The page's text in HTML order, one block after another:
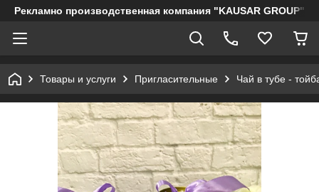
Рекламно производственная компания "KAUSAR GROUP"
Товары и услуги Пригласительные Чай в тубе -